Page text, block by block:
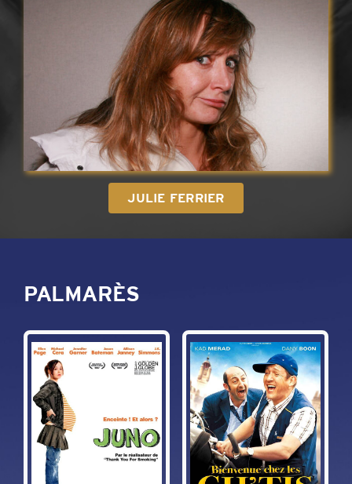
JULIE FERRIER
PALMARÈS